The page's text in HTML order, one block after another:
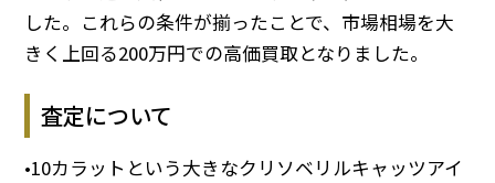
した。これらの条件が揃ったことで、市場相場を大
きく上回る200万円での高価買取となりました。
査定について
•10カラットという大きなクリソベリルキャッツアイ